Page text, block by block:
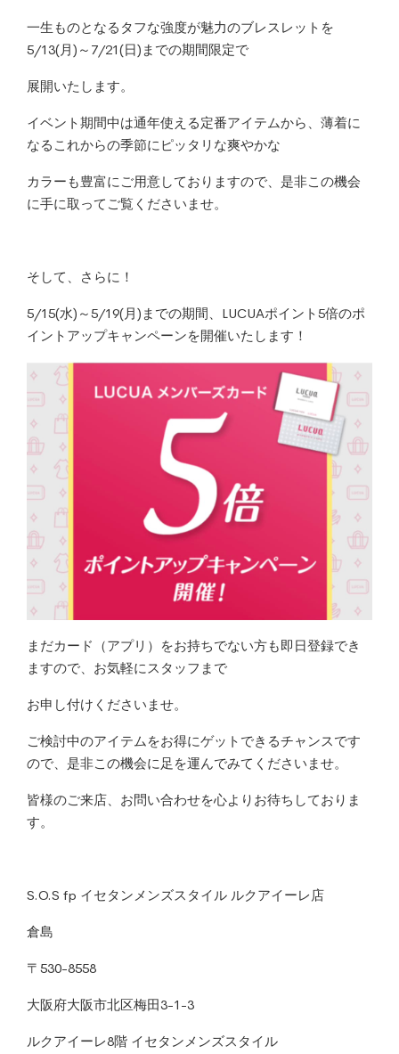
一生ものとなるタフな強度が魅力のブレスレットを
5/13(月)～7/21(日)までの期間限定で
展開いたします。
イベント期間中は通年使える定番アイテムから、薄着に
なるこれからの季節にピッタリな爽やかな
カラーも豊富にご用意しておりますので、是非この機会
に手に取ってご覧くださいませ。
そして、さらに！
5/15(水)～5/19(月)までの期間、LUCUAポイント5倍のポ
イントアップキャンペーンを開催いたします！
まだカード（アプリ）をお持ちでない方も即日登録でき
ますので、お気軽にスタッフまで
お申し付けくださいませ。
ご検討中のアイテムをお得にゲットできるチャンスです
ので、是非この機会に足を運んでみてくださいませ。
皆様のご来店、お問い合わせを心よりお待ちしておりま
す。
S.O.S fp イセタンメンズスタイル ルクアイーレ店
倉島
〒530-8558
大阪府大阪市北区梅田3-1-3
ルクアイーレ8階 イセタンメンズスタイル